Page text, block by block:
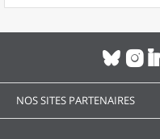
NOS SITES PARTENAIRES